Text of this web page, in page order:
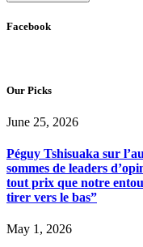
Facebook
Our Picks
June 25, 2026
Péguy Tshisuaka sur
sommes de leaders
tout prix que notre
tirer vers le bas”
May 1, 2026